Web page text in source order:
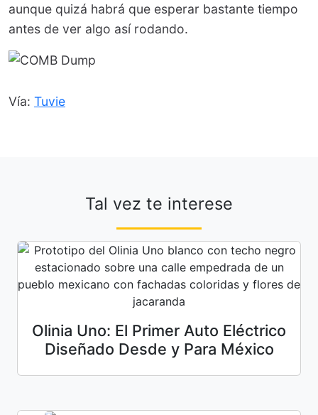
aunque quizá habrá que esperar bastante tiempo
antes de ver algo así rodando.
Vía: Tuvie
Tal vez te interese
Olinia Uno: El Primer Auto Eléctrico
Diseñado Desde y Para México